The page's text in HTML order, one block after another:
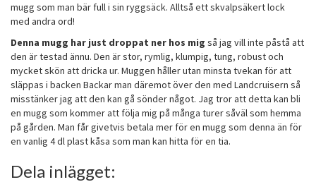
mugg som man bär full i sin ryggsäck. Alltså ett skvalpsäkert lock
med andra ord!
Denna mugg har just droppat ner hos mig så jag vill inte påstå att
den är testad ännu. Den är stor, rymlig, klumpig, tung, robust och
mycket skön att dricka ur. Muggen håller utan minsta tvekan för att
släppas i backen Backar man däremot över den med Landcruisern så
misstänker jag att den kan gå sönder något. Jag tror att detta kan bli
en mugg som kommer att följa mig på många turer såväl som hemma
på gården. Man får givetvis betala mer för en mugg som denna än för
en vanlig 4 dl plast kåsa som man kan hitta för en tia.
Dela inlägget: